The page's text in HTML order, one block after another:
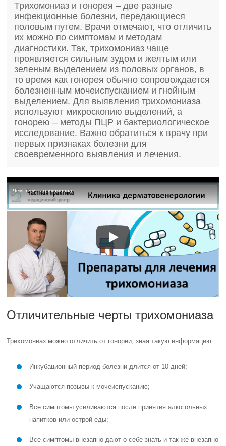
Трихомониаз и гонорея – две разные
инфекционные болезни, передающиеся
половым путем. Врачи отмечают, что отличить
их можно по симптомам и методам
диагностики. Так, трихомониаз чаще
проявляется сильным зудом и желтым или
зеленым выделением из половых органов, в
то время как гонорея обычно сопровождается
болезненным мочеиспусканием и гнойным
выделением. Для выявления трихомониаза
используют микроскопию выделений, а
гонорею – методы ПЦР и бактериологическое
исследование. Важно обратиться к врачу при
первых признаках болезни для
своевременного выявления и лечения.
Чем лечить трихомониаз.
Отличительные черты трихомониаза
Трихомониаз можно отличить от гонореи, зная такую информацию:
Инкубационный период болезни длится от 10 дней;
Учащаются позывы к мочеиспусканию;
Все симптомы усиливаются после принятия алкогольных
напитков или острой еды;
Все симптомы внезапно дают о себе знать и так же внезапно